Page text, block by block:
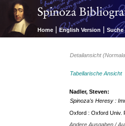
Home | English Version | Suche
Detailansicht
Tabellarische Ansicht
Nadler, Steven:
Spinoza's Heresy :
Oxford : Oxford Univ.
Andere Ausgaben /